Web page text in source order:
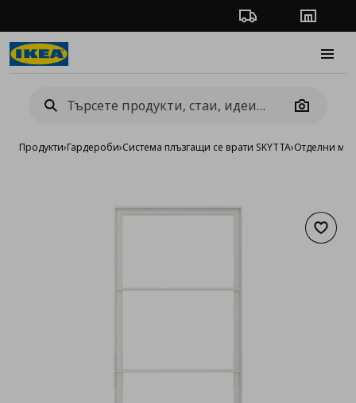
Проследяване на
Camera
Продукти›Гардероби›Система плъзгащи се врати SKYTTA›Отделни